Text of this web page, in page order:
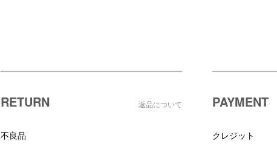
RETURN 返品について
不良品
PAYMENT
クレジット